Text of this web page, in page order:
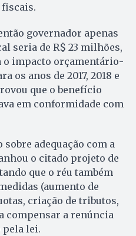
fiscais.
governador apenas
seria de R$ 23 milhões,
o impacto orçamentário-
os anos de 2017, 2018 e
que o benefício
em conformidade com
adequação com a
o citado projeto de
que o réu também
(aumento de
criação de tributos,
compensar a renúncia
pela lei.